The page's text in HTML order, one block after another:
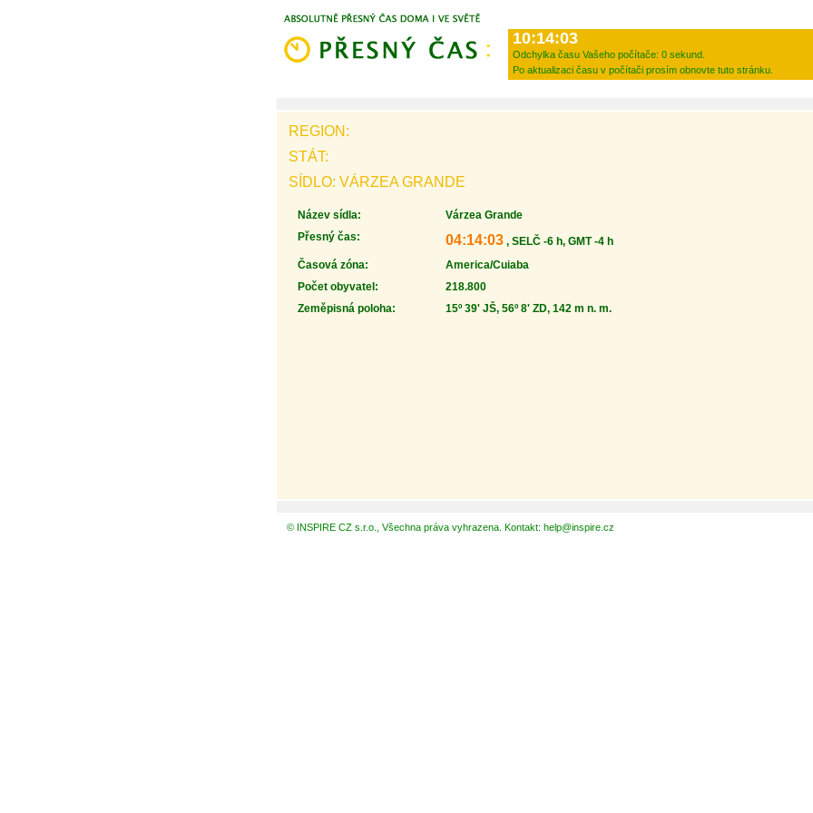
10:14:03
Odchylka času Vašeho počítače: 0 sekund.
Po aktualizaci času v počítači prosím obnovte tuto stránku.
REGION:
STÁT:
SÍDLO: VÁRZEA GRANDE
Název sídla:
Várzea Grande
Přesný čas:
04:14:03 , SELČ -6 h, GMT -4 h
Časová zóna:
America/Cuiaba
Počet obyvatel:
218.800
Zeměpisná poloha:
15º 39' JŠ, 56º 8' ZD, 142 m n. m.
© INSPIRE CZ s.r.o., Všechna práva vyhrazena. Kontakt: help@inspire.cz